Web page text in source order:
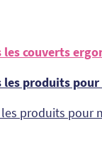
couverts
les produits
produits pour